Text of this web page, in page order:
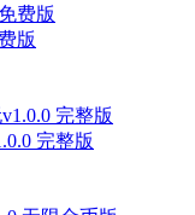
版
完整版